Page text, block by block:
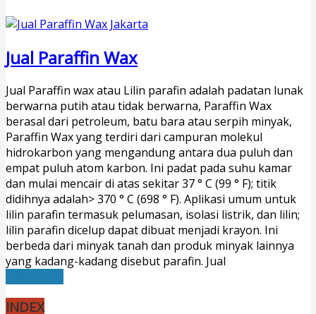
Jual Paraffin Wax
Jual Paraffin wax atau Lilin parafin adalah padatan lunak
berwarna putih atau tidak berwarna, Paraffin Wax
berasal dari petroleum, batu bara atau serpih minyak,
Paraffin Wax yang terdiri dari campuran molekul
hidrokarbon yang mengandung antara dua puluh dan
empat puluh atom karbon. Ini padat pada suhu kamar
dan mulai mencair di atas sekitar 37 ° C (99 ° F); titik
didihnya adalah> 370 ° C (698 ° F). Aplikasi umum untuk
lilin parafin termasuk pelumasan, isolasi listrik, dan lilin;
lilin parafin dicelup dapat dibuat menjadi krayon. Ini
berbeda dari minyak tanah dan produk minyak lainnya
yang kadang-kadang disebut parafin. Jual
INDEX